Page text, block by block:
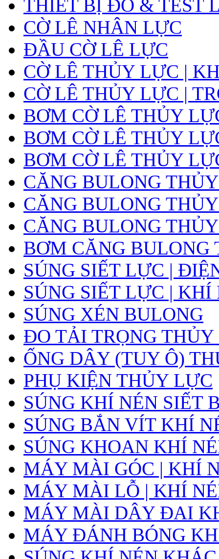
THIẾT BỊ ĐO & TEST
CỜ LÊ NHÂN LỰC
ĐẦU CỜ LÊ LỰC
CỜ LÊ THỦY LỰC |
CỜ LÊ THỦY LỰC |
BƠM CỜ LÊ THỦY
BƠM CỜ LÊ THỦY
BƠM CỜ LÊ THỦY
CĂNG BULONG
CĂNG BULONG
CĂNG BULONG
BƠM CĂNG BULONG
SÚNG SIẾT LỰC |
SÚNG SIẾT LỰC | KHÍ
SÚNG XÉN BULONG
ĐO TẢI TRỌNG
ỐNG DÂY (TUY Ô)
PHỤ KIỆN THỦY LỰC
SÚNG KHÍ NÉN SIẾT
SÚNG BẮN VÍT KHÍ
SÚNG KHOAN KHÍ
MÁY MÀI GÓC | KHÍ
MÁY MÀI LỖ | KHÍ
MÁY MÀI DÂY ĐAI
MÁY ĐÁNH BÓNG